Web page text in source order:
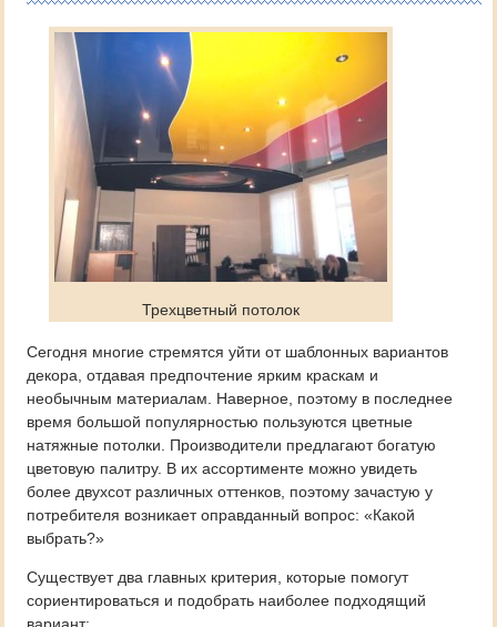
Трехцветный потолок
Сегодня многие стремятся уйти от шаблонных вариантов
декора, отдавая предпочтение ярким краскам и
необычным материалам. Наверное, поэтому в последнее
время большой популярностью пользуются цветные
натяжные потолки. Производители предлагают богатую
цветовую палитру. В их ассортименте можно увидеть
более двухсот различных оттенков, поэтому зачастую у
потребителя возникает оправданный вопрос: «Какой
выбрать?»
Существует два главных критерия, которые помогут
сориентироваться и подобрать наиболее подходящий